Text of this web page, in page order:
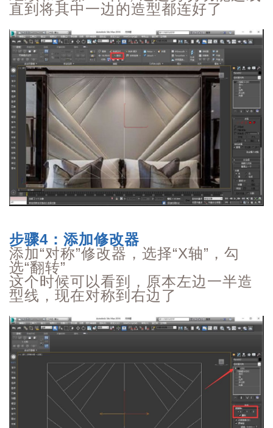
直到将其中一边的造型都连好了
步骤4：添加修改器
添加“对称”修改器，选择“X轴”，勾
选“翻转”
这个时候可以看到，原本左边一半造
型线，现在对称到右边了